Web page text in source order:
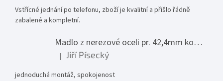
Vstřícné jednání po telefonu, zboží je kvalitní a přišlo řádně
zabalené a kompletní.
Madlo z nerezové oceli pr. 42,4mm komplet - model 0116 - 3000mm
Hodnocení produktu je 5 z 5 hvězdiček.
| Jiří Písecký
jednoduchá montáž, spokojenost